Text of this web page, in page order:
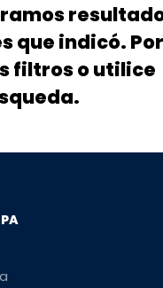
que indicó. Por
filtros o utilice